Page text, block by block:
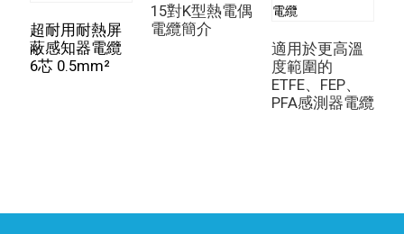
超耐用耐熱屏
蔽感知器電纜
6芯 0.5mm²
15對K型熱電偶
電纜簡介
適用於更高溫
度範圍的
ETFE、FEP、
PFA感測器電纜